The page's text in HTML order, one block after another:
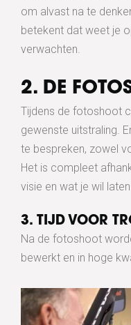
om alvast na te
betekent dat weet je
verwachten.
2. DE
Tijdens de fotoshoot
gewenste uitstraling.
te bespreken, zowel
Het is compleet
visie en wat je wil
3. TIJD VOOR
Na de fotoshoot
bewerkt en in hoge